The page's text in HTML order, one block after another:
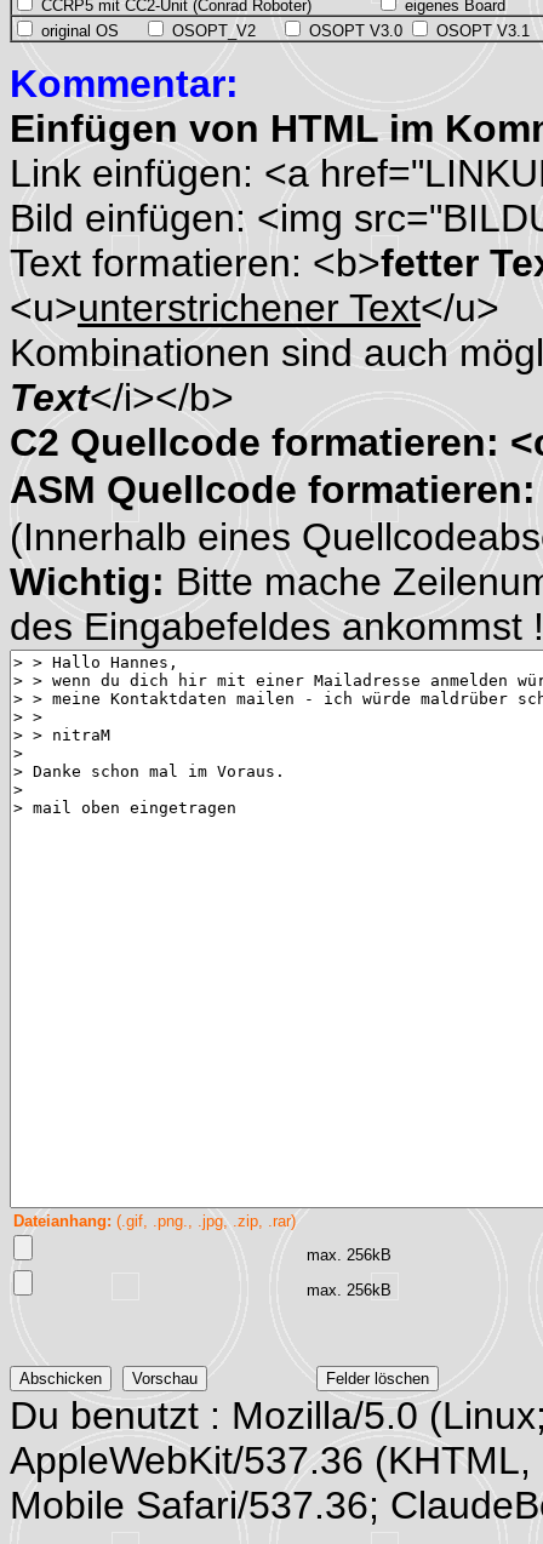
CCRP5 mit CC2-Unit (Conrad Roboter)
eigenes Board
original OS
OSOPT_V2 OSOPT V3.0 OSOPT V3.1
Kommentar:
Einfügen von HTML im
Link einfügen: <a
Bild einfügen: <img
Text formatieren: <b>fetter
<u>unterstrichener Text</u>
Kombinationen sind auch
Text</i></b>
C2 Quellcode formatieren:
ASM Quellcode formatieren:
(Innerhalb eines
Wichtig: Bitte mache
des Eingabefeldes
Dateianhang: (.gif, .png., .jpg, .zip, .rar)
max. 256kB
max. 256kB
Du benutzt : Mozilla/5.0
AppleWebKit/537.36
Mobile Safari/537.36;